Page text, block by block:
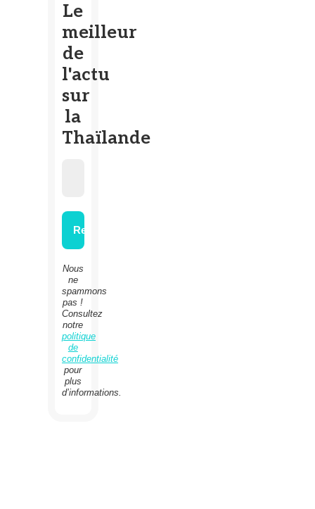
Le
meilleur
de
l'actu
sur
la
Thaïlande
Nous
ne
spammons
pas !
Consultez
notre
politique
de
confidentialité
pour
plus
d’informations.